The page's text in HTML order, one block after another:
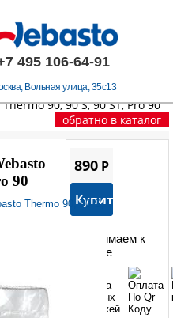
495 106-64-91
Вольная улица, 35с13
90/90S/90ST/Pro90
90, 90 S, 90 ST, Pro 90
обратно в каталог
Принимаем к
оплате
890P
Купить
90